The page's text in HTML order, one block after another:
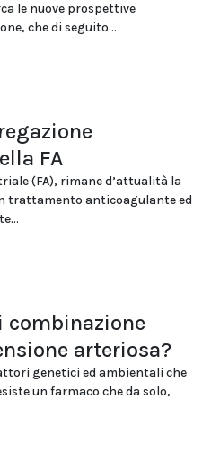
le nuove prospettive
che di seguito...
FA
(FA), rimane d’attualità la
trattamento anticoagulante ed
combinazione
arteriosa?
genetici ed ambientali che
un farmaco che da solo,